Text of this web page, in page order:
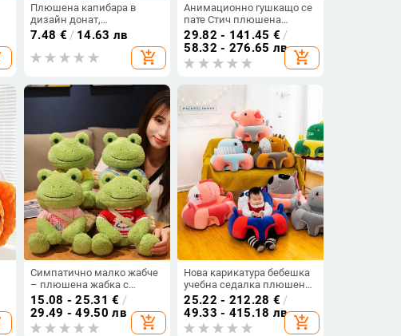
Плюшена капибара в
дизайн донат,
ключодържател и висулка
за чанта
7.48 € / 14.63 лв
add_shopping_cart
Анимационно гушкащо се
пате Стич плюшена
играчка кукла подарък за
Свети Валентин сладка
кукла Стич възглавница
на едро
29.82 - 141.45 € /
58.32 - 276.65 лв
add_shopping_cart
Симпатично малко жабче
– плюшена жабка с
облекло, мека
възглавничка за
успокояване на деца
15.08 - 25.31 € /
29.49 - 49.50 лв
add_shopping_cart
Нова карикатура бебешка
учебна седалка плюшена
играчка против
преобръщане бебешки
учебен стол диван детски
производители на едро
25.22 - 212.28 € /
49.33 - 415.18 лв
add_shopping_cart